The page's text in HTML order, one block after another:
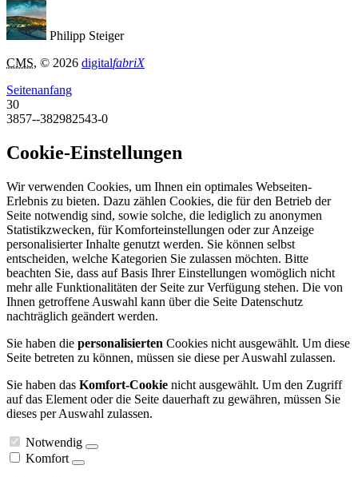
Philipp Steiger
CMS, © 2026 digitalfabriX
Seitenanfang
30
3857--382982543-0
Cookie-Einstellungen
Wir verwenden Cookies, um Ihnen ein optimales Webseiten-
Erlebnis zu bieten. Dazu zählen Cookies, die für den Betrieb der
Seite notwendig sind, sowie solche, die lediglich zu anonymen
Statistikzwecken, für Komforteinstellungen oder zur Anzeige
personalisierter Inhalte genutzt werden. Sie können selbst
entscheiden, welche Kategorien Sie zulassen möchten. Bitte
beachten Sie, dass auf Basis Ihrer Einstellungen womöglich nicht
mehr alle Funktionalitäten der Seite zur Verfügung stehen. Die von
Ihnen getroffene Auswahl kann über die Seite Datenschutz
nachträglich geändert werden.
Sie haben die personalisierten Cookies nicht ausgewählt. Um diese
Seite betreten zu können, müssen sie diese per Auswahl zulassen.
Sie haben das Komfort-Cookie nicht ausgewählt. Um den Zugriff
auf das Element oder die Seite dauerhaft zu gewähren, müssen Sie
dieses per Auswahl zulassen.
Notwendig
Komfort